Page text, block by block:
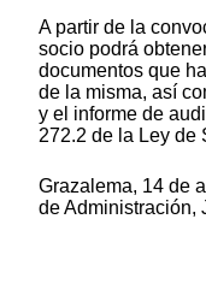
A partir de la
socio podrá
documentos que
de la misma, así
y el informe de
272.2 de la Ley de
Grazalema, 14 de
de Administración,